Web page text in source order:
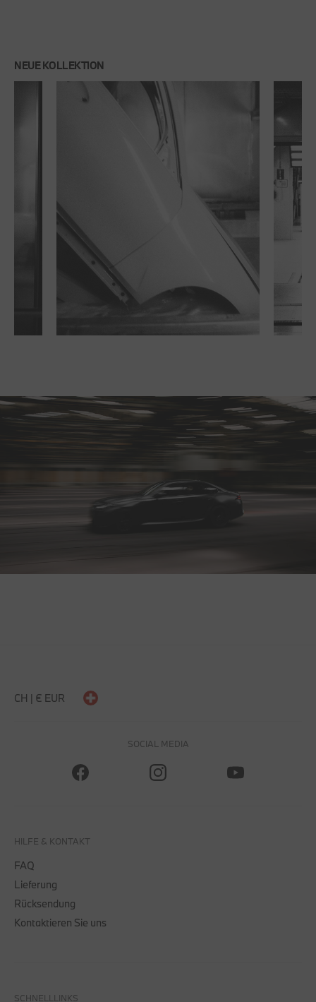
NEUE KOLLEKTION
CH | € EUR
SOCIAL MEDIA
HILFE & KONTAKT
FAQ
Lieferung
Rücksendung
Kontaktieren Sie uns
SCHNELLLINKS